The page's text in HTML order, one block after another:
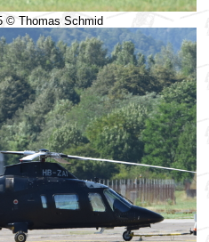
© Thomas Schmid